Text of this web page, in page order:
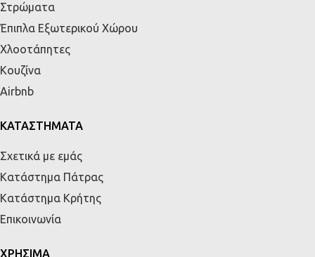
Στρώματα
Έπιπλα Εξωτερικού Χώρου
Χλοοτάπητες
Κουζίνα
Airbnb
ΚΑΤΑΣΤΗΜΑΤΑ
Σχετικά με εμάς
Κατάστημα Πάτρας
Κατάστημα Κρήτης
Επικοινωνία
ΧΡΗΣΙΜΑ